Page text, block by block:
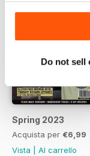
Do not sell
Spring 2023
Acquista per €6,99
Vista
Al carrello